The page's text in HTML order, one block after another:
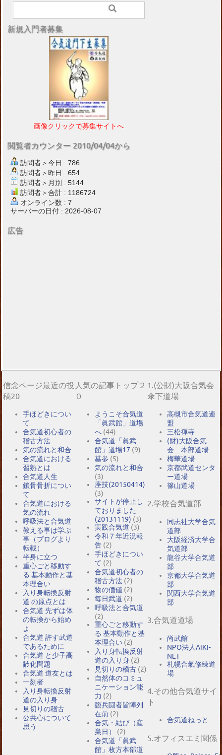
新規入門者募集
画像クリックで募集サイトへ
閲覧者カウンター 2010/04/04から
訪問者＞今日 : 786
訪問者＞昨日 : 654
訪問者＞月別 : 5144
訪問者＞合計 : 1186724
オンライン数 : 7
サーバーの日付 : 2026-08-07
広告
信念ページ最近の投
稿20
手ほどきについ
て
合気道初心者の
稽古方法
気の流れと和合
合気道における
習熟とは
合気道人生
鎖骨骨折につい
て
合気道における
気の流れ
呼吸法と合気道
教える事は学ぶ
事（ブログより
転載）
半身に立つ
重心ごと移動す
る 基本動作と基
本理合い
入り身転換反射
道 の原点とは
合気道 先ずは体
の転換から始め
よ
合気道 許す武道
であるために
合気道 と少子高
齢化問題
合気道 道友とは
一刻者
入り身転換反射
道の入り身
見切りの稽古
公共心について
思う
人気の記事トップ２
０
ようこそ合気道
「眞武館」道場
へ (44)
合気道「眞武
館」道場17 (9)
墓参 (5)
気の流れと和合
(3)
座技(20150414)
(3)
サイトが停止し
ておりました
(20131119) (3)
実践合気道 (3)
令和７年近況報
告 (2)
手ほどきについ
て (2)
合気道初心者の
稽古方法 (2)
物の価値 (2)
毎日武道 (2)
呼吸法と合気道
(2)
重心ごと移動す
る 基本動作と基
本理合い (2)
入り身転換反射
道の入り身 (2)
見切りの稽古 (2)
自然体のコミュ
ニケーション能
力 (2)
臨兵闘者皆陣列
在前 (2)
合気・結び（産
巣日）
(2)
合気道「眞武
館」枚方本部道
1.(公財)大阪合気会
傘下道場
高槻市合気道連
盟
三松禪寺
(財)大阪合気
会 本部道場
梅華道場
京都武道センタ
ー道場
篠山道場
2.学校合気道部
同志社大学合気
道部
大阪経済大学合
気道部
龍谷大学合気道
部
京都大学合気道
部
関西大学合気道
部
3.合気道道場
尚武館
NPO法人AIKI-
NET
札幌合氣修練道
場
4.その他合気道サイ
ト
合気道ねっと
5.オフィスエミ関係